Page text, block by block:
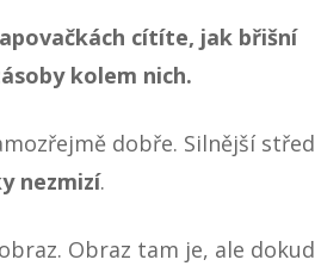
cítíte, jak břišní
kolem nich.
dobře. Silnější střed
nezmizí.
Obraz tam je, ale dokud